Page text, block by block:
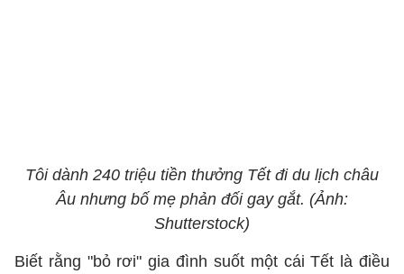
Tôi dành 240 triệu tiền thưởng Tết đi du lịch châu
Âu nhưng bố mẹ phản đối gay gắt. (Ảnh:
Shutterstock)
Biết rằng "bỏ rơi" gia đình suốt một cái Tết là điều